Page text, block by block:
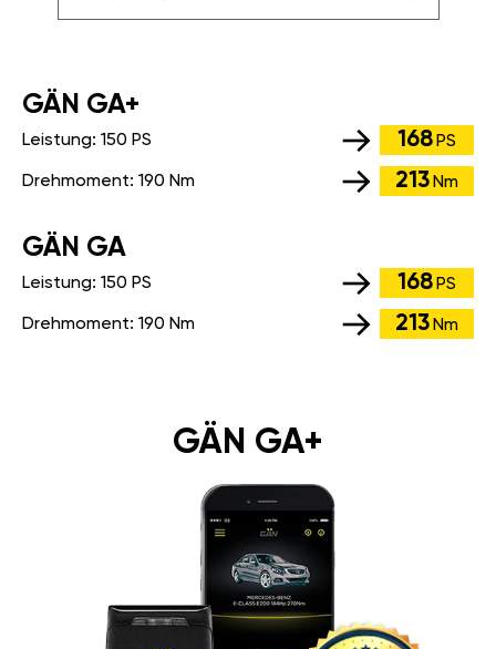
GÄN GA+
Leistung: 150 PS 168 PS
Drehmoment: 190 Nm 213 Nm
GÄN GA
Leistung: 150 PS 168 PS
Drehmoment: 190 Nm 213 Nm
GÄN GA+